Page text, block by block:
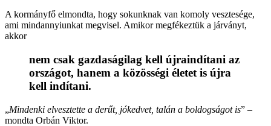
A kormányfő elmondta, hogy sokunknak van komoly vesztesége,
ami mindannyiunkat megvisel. Amikor megfékeztük a járványt,
akkor
nem csak gazdaságilag kell újraindítani az
országot, hanem a közösségi életet is újra
kell indítani.
„Mindenki elvesztette a derűt, jókedvet, talán a boldogságot is” –
mondta Orbán Viktor.